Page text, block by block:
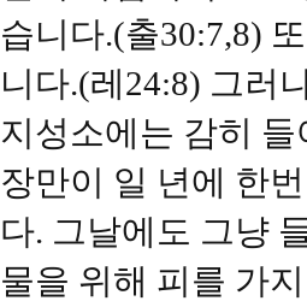
습니다.(출30:7,8)
니다.(레24:8) 그러
지성소에는 감히
장만이 일 년에 한
다. 그날에도 그냥
물을 위해 피를 가